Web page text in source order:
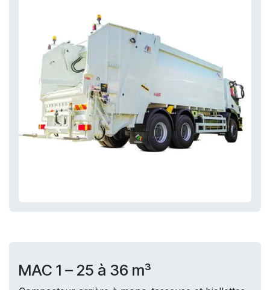
MAC 1 – 25 à 36 m³